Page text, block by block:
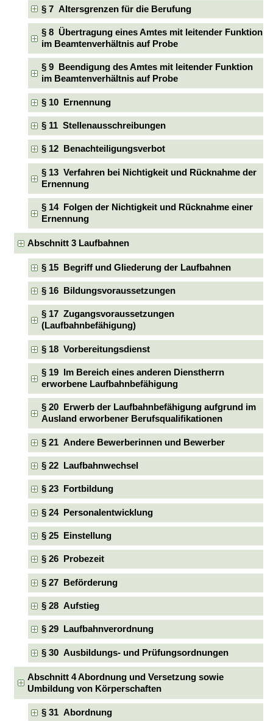
§ 7 Altersgrenzen für die Berufung
§ 8 Übertragung eines Amtes mit leitender Funktion
im Beamtenverhältnis auf Probe
§ 9 Beendigung des Amtes mit leitender Funktion
im Beamtenverhältnis auf Probe
§ 10 Ernennung
§ 11 Stellenausschreibungen
§ 12 Benachteiligungsverbot
§ 13 Verfahren bei Nichtigkeit und Rücknahme der
Ernennung
§ 14 Folgen der Nichtigkeit und Rücknahme einer
Ernennung
Abschnitt 3 Laufbahnen
§ 15 Begriff und Gliederung der Laufbahnen
§ 16 Bildungsvoraussetzungen
§ 17 Zugangsvoraussetzungen
(Laufbahnbefähigung)
§ 18 Vorbereitungsdienst
§ 19 Im Bereich eines anderen Dienstherrn
erworbene Laufbahnbefähigung
§ 20 Erwerb der Laufbahnbefähigung aufgrund im
Ausland erworbener Berufsqualifikationen
§ 21 Andere Bewerberinnen und Bewerber
§ 22 Laufbahnwechsel
§ 23 Fortbildung
§ 24 Personalentwicklung
§ 25 Einstellung
§ 26 Probezeit
§ 27 Beförderung
§ 28 Aufstieg
§ 29 Laufbahnverordnung
§ 30 Ausbildungs- und Prüfungsordnungen
Abschnitt 4 Abordnung und Versetzung sowie
Umbildung von Körperschaften
§ 31 Abordnung